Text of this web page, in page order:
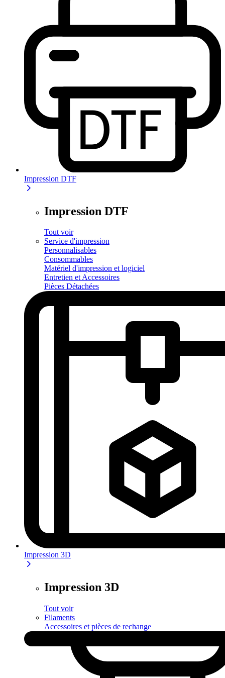
Impression DTF
Impression DTF
Tout voir
Service d'impression
Personnalisables
Consommables
Matériel d'impression et logiciel
Entretien et Accessoires
Pièces Détachées
Impression 3D
Impression 3D
Tout voir
Filaments
Accessoires et pièces de rechange